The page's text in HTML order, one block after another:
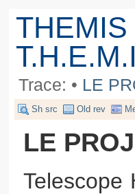
Trace: • LE
Sh src Old rev
LE
Telescope